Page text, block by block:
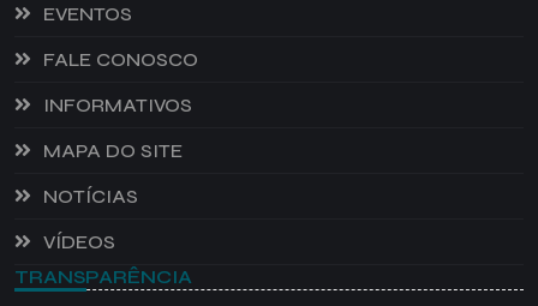
EVENTOS
FALE CONOSCO
INFORMATIVOS
MAPA DO SITE
NOTÍCIAS
VÍDEOS
TRANSPARÊNCIA